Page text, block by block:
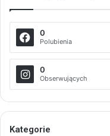
0
Polubienia
0
Obserwujących
Kategorie